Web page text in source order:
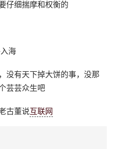
仔细揣摩和权衡的
海
没有天下掉大饼的事，没那
芸芸众生吧
古董说互联网